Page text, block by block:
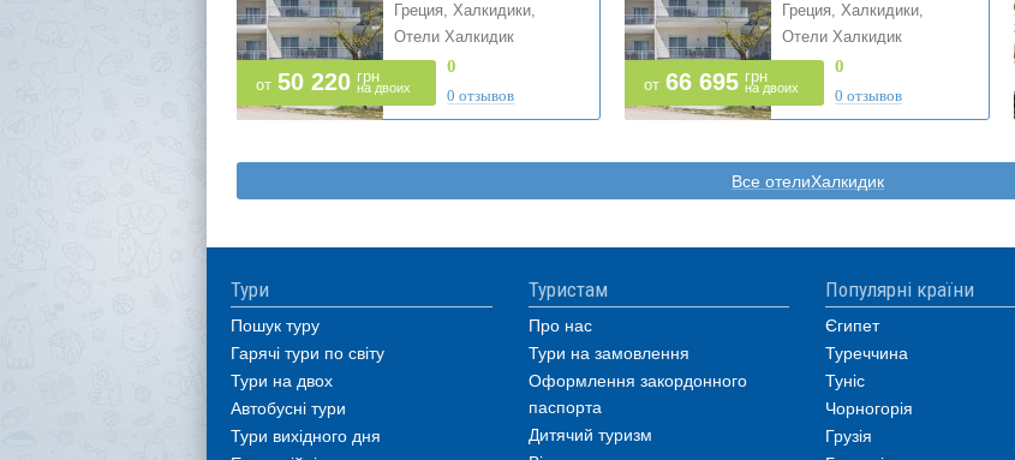
от 50 220 грн
на двоих
Греция, Халкидики,
Отели Халкидик
0
0 отзывов
от 66 695 грн
на двоих
Греция, Халкидики,
Отели Халкидик
0
0 отзывов
Все отелиХалкидик
Тури
Пошук туру
Гарячі тури по світу
Тури на двох
Автобусні тури
Тури вихідного дня
Туристам
Про нас
Тури на замовлення
Оформлення закордонного
паспорта
Дитячий туризм
Популярні країни
Єгипет
Туреччина
Туніс
Чорногорія
Грузія